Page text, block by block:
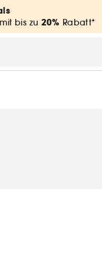
bis zu 20% Rabatt*